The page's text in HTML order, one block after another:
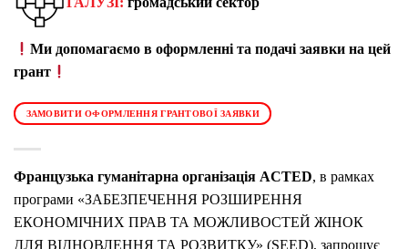
Ми допомагаємо в оформленні та подачі заявки на цей
грант
ЗАМОВИТИ ОФОРМЛЕННЯ ГРАНТОВОЇ ЗАЯВКИ
Французька гуманітарна організація ACTED, в рамках
програми «ЗАБЕЗПЕЧЕННЯ РОЗШИРЕННЯ
ЕКОНОМІЧНИХ ПРАВ ТА МОЖЛИВОСТЕЙ ЖІНОК
ДЛЯ ВІДНОВЛЕННЯ ТА РОЗВИТКУ» (SEED), запрошує